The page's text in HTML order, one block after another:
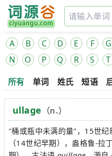
A B C D E F G
N
O P Q R S T
所有
单词 姓氏 短语
ullage （n.）
"桶或瓶中未满的量"，15世
（14世纪早期），盎格鲁-拉